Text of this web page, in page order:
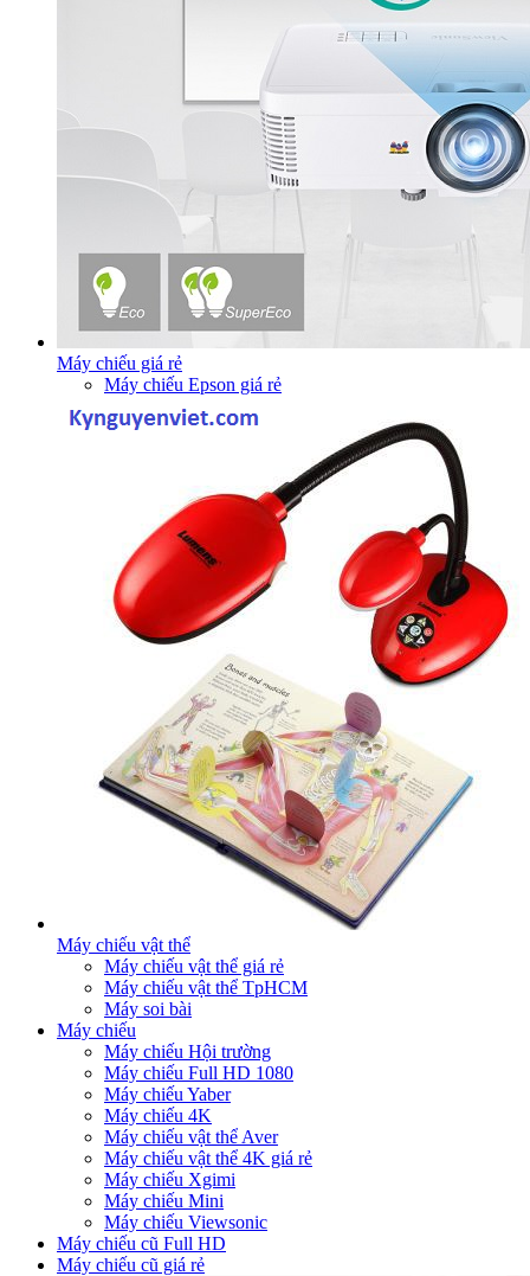
Máy chiếu giá rẻ
Máy chiếu Epson giá rẻ
Máy chiếu vật thể
Máy chiếu vật thể giá rẻ
Máy chiếu vật thể TpHCM
Máy soi bài
Máy chiếu
Máy chiếu Hội trường
Máy chiếu Full HD 1080
Máy chiếu Yaber
Máy chiếu 4K
Máy chiếu vật thể Aver
Máy chiếu vật thể 4K giá rẻ
Máy chiếu Xgimi
Máy chiếu Mini
Máy chiếu Viewsonic
Máy chiếu cũ Full HD
Máy chiếu cũ giá rẻ